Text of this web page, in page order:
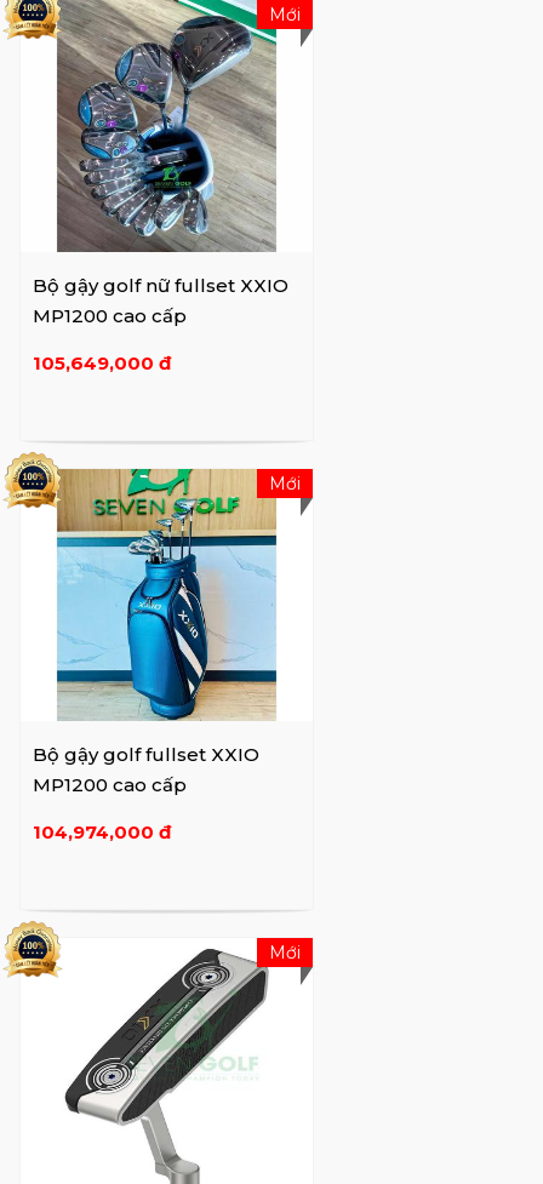
Bộ gậy golf nữ fullset XXIO
MP1200 cao cấp
105,649,000 đ
Mới
Bộ gậy golf fullset XXIO
MP1200 cao cấp
104,974,000 đ
Mới
Mới